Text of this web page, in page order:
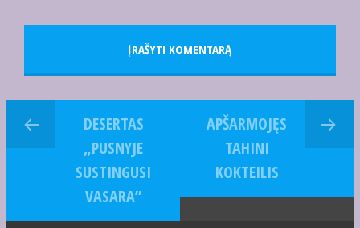
DESERTAS
„PUSNYJE
SUSTINGUSI
VASARA”
APŠARMOJĘS
TAHINI
KOKTEILIS